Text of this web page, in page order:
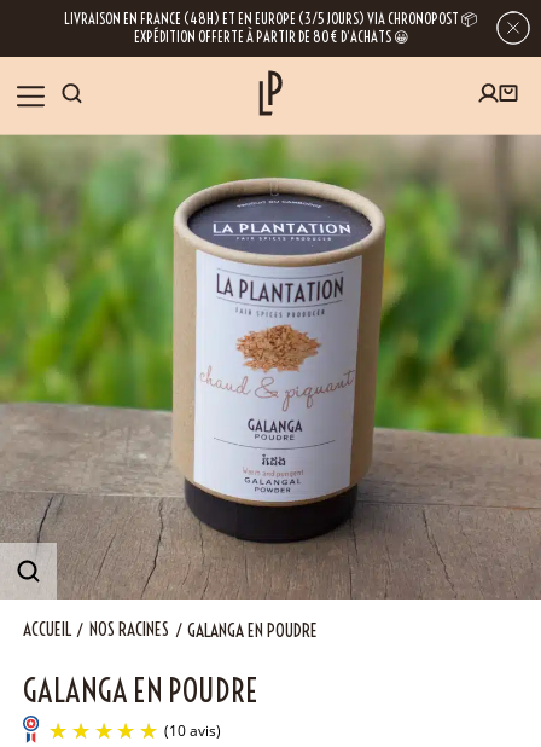
LIVRAISON EN FRANCE (48H) ET EN EUROPE (3/5 JOURS) VIA CHRONOPOST 📦
EXPÉDITION OFFERTE À PARTIR DE 80€ D’ACHATS 😀
NOS ÉPICES
RECETTES
BLOG
À PROPOS
NOUS RENDRE VISITE
Contact
ACCUEIL NOS RACINES GALANGA EN POUDRE
GALANGA EN POUDRE
INSCRIVEZ-VOUS À LA NEWSLETTER
En laissant votre e-mail, vous obtenez l’accès à nos newsletters riches en
conseils, inspirations et informations sur nos dernières nouveautés. Bien sûr, se
désinscrire est possible à tout moment.